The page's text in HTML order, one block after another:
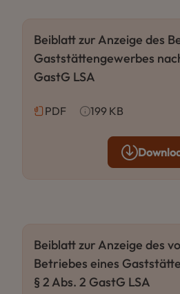
Beiblatt zur Anzeige des
Gaststättengewerbes
GastG LSA
PDF 199 KB
Beiblatt zur Anzeige des
Betriebes eines
§ 2 Abs. 2 GastG LSA